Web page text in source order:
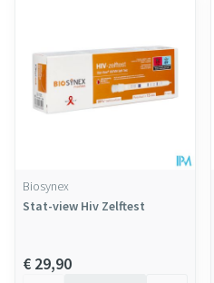
Biosynex
Stat-view Hiv Zelftest
€ 29,90